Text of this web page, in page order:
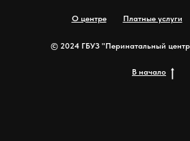
О центре Платные услуги
© 2024 ГБУЗ "Перинатальный
В начало